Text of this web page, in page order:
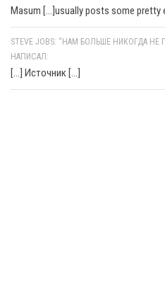
Masum [...]usually posts some
STEVE JOBS: “НАМ БОЛЬШЕ НИКОГДА НЕ
НАПИСАЛ:
[…] Источник […]